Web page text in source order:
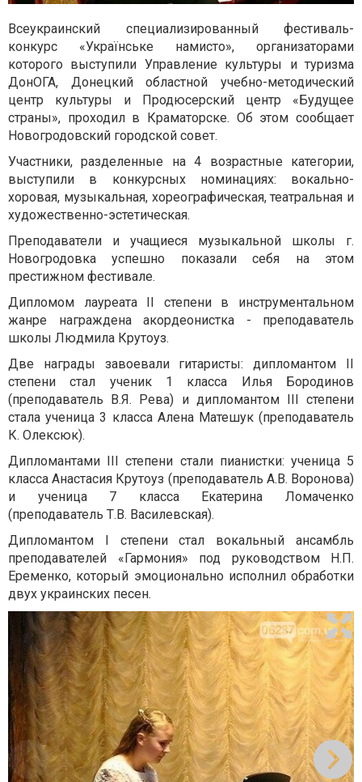
Всеукраинский специализированный фестиваль-
конкурс «Українське намисто», организаторами
которого выступили Управление культуры и туризма
ДонОГА, Донецкий областной учебно-методический
центр культуры и Продюсерский центр «Будущее
страны», проходил в Краматорске. Об этом сообщает
Новогродовский городской совет.
Участники, разделенные на 4 возрастные категории,
выступили в конкурсных номинациях: вокально-
хоровая, музыкальная, хореографическая, театральная и
художественно-эстетическая.
Преподаватели и учащиеся музыкальной школы г.
Новогродовка успешно показали себя на этом
престижном фестивале.
Дипломом лауреата II степени в инструментальном
жанре награждена акордеонистка - преподаватель
школы Людмила Крутоуз.
Две награды завоевали гитаристы: дипломантом II
степени стал ученик 1 класса Илья Бородинов
(преподаватель В.Я. Рева) и дипломантом III степени
стала ученица 3 класса Алена Матешук (преподаватель
К. Олексюк).
Дипломантами III степени стали пианистки: ученица 5
класса Анастасия Крутоуз (преподаватель А.В. Воронова)
и ученица 7 класса Екатерина Ломаченко
(преподаватель Т.В. Василевская).
Дипломантом I степени стал вокальный ансамбль
преподавателей «Гармония» под руководством Н.П.
Еременко, который эмоционально исполнил обработки
двух украинских песен.